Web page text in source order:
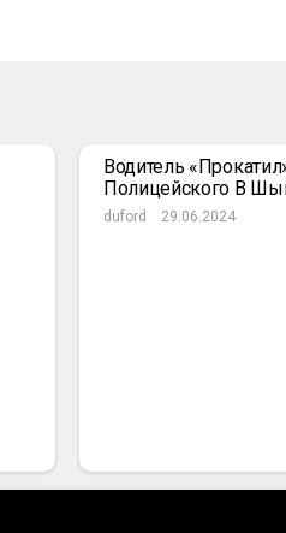
Водитель
Полицейского В
duford 29.06.2024